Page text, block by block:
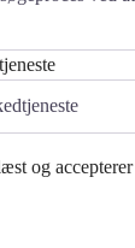
og accepterer